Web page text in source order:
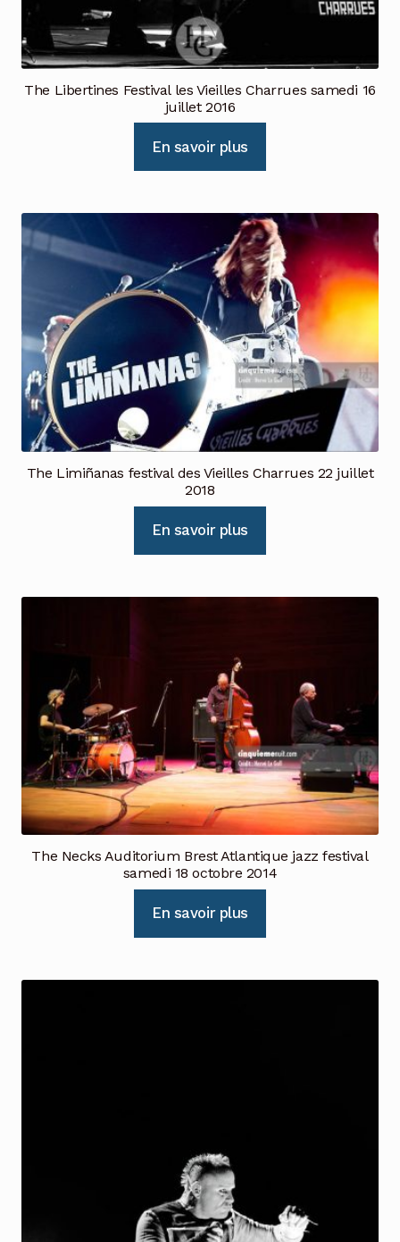
The Libertines Festival les Vieilles Charrues samedi 16
juillet 2016
En savoir plus
The Limiñanas festival des Vieilles Charrues 22 juillet
2018
En savoir plus
The Necks Auditorium Brest Atlantique jazz festival
samedi 18 octobre 2014
En savoir plus